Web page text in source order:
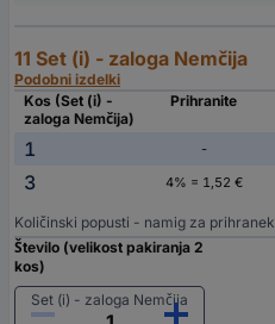
11 Set (i) - zaloga Nemčija
Podobni izdelki
Kos (Set (i) -
zaloga Nemčija)
Prihranite
1 -
3
4% = 1,52 €
Količinski popusti - namig za prihranek
Število (velikost pakiranja 2
kos)
Set (i) - zaloga Nemčija